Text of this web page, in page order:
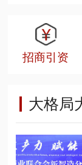
招商引资
大格局